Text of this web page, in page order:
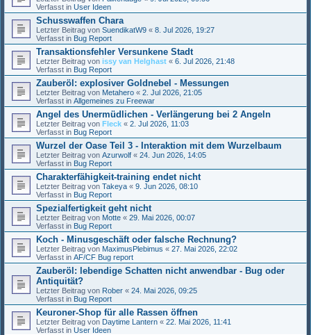
Verfasst in User Ideen
Schusswaffen Chara
Letzter Beitrag von SuendikatW9 « 8. Jul 2026, 19:27
Verfasst in Bug Report
Transaktionsfehler Versunkene Stadt
Letzter Beitrag von issy van Helghast « 6. Jul 2026, 21:48
Verfasst in Bug Report
Zauberöl: explosiver Goldnebel - Messungen
Letzter Beitrag von Metahero « 2. Jul 2026, 21:05
Verfasst in Allgemeines zu Freewar
Angel des Unermüdlichen - Verlängerung bei 2 Angeln
Letzter Beitrag von Fleck « 2. Jul 2026, 11:03
Verfasst in Bug Report
Wurzel der Oase Teil 3 - Interaktion mit dem Wurzelbaum
Letzter Beitrag von Azurwolf « 24. Jun 2026, 14:05
Verfasst in Bug Report
Charakterfähigkeit-training endet nicht
Letzter Beitrag von Takeya « 9. Jun 2026, 08:10
Verfasst in Bug Report
Spezialfertigkeit geht nicht
Letzter Beitrag von Motte « 29. Mai 2026, 00:07
Verfasst in Bug Report
Koch - Minusgeschäft oder falsche Rechnung?
Letzter Beitrag von MaximusPlebimus « 27. Mai 2026, 22:02
Verfasst in AF/CF Bug report
Zauberöl: lebendige Schatten nicht anwendbar - Bug oder
Antiquität?
Letzter Beitrag von Rober « 24. Mai 2026, 09:25
Verfasst in Bug Report
Keuroner-Shop für alle Rassen öffnen
Letzter Beitrag von Daytime Lantern « 22. Mai 2026, 11:41
Verfasst in User Ideen